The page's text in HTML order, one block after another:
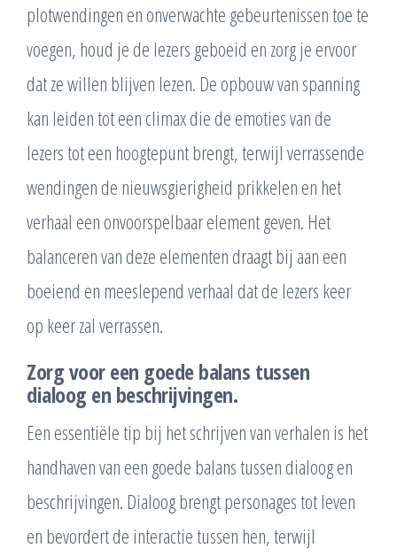
plotwendingen en onverwachte gebeurtenissen toe te
voegen, houd je de lezers geboeid en zorg je ervoor
dat ze willen blijven lezen. De opbouw van spanning
kan leiden tot een climax die de emoties van de
lezers tot een hoogtepunt brengt, terwijl verrassende
wendingen de nieuwsgierigheid prikkelen en het
verhaal een onvoorspelbaar element geven. Het
balanceren van deze elementen draagt bij aan een
boeiend en meeslepend verhaal dat de lezers keer
op keer zal verrassen.
Zorg voor een goede balans tussen
dialoog en beschrijvingen.
Een essentiële tip bij het schrijven van verhalen is het
handhaven van een goede balans tussen dialoog en
beschrijvingen. Dialoog brengt personages tot leven
en bevordert de interactie tussen hen, terwijl